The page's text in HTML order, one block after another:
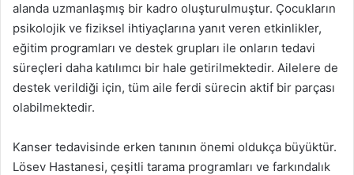
alanda uzmanlaşmış bir kadro oluşturulmuştur. Çocukların
psikolojik ve fiziksel ihtiyaçlarına yanıt veren etkinlikler,
eğitim programları ve destek grupları ile onların tedavi
süreçleri daha katılımcı bir hale getirilmektedir. Ailelere de
destek verildiği için, tüm aile ferdi sürecin aktif bir parçası
olabilmektedir.
Kanser tedavisinde erken tanının önemi oldukça büyüktür.
Lösev Hastanesi, çeşitli tarama programları ve farkındalık